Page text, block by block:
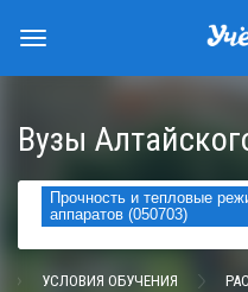
Вузы
Прочность и тепловые
аппаратов (050703)
УСЛОВИЯ ОБУЧЕНИЯ